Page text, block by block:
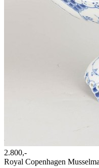
2.800,-
Royal Copenhagen